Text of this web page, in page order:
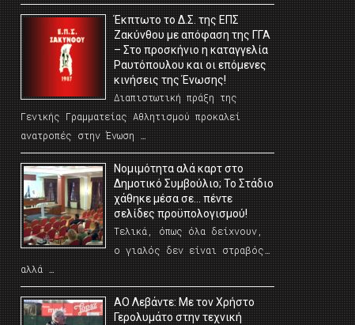
Έκπτωτο το Δ.Σ. της ΕΠΣ
Ζακύνθου με απόφαση της ΓΓΑ
– Στο προσκήνιο η καταγγελία
Ραυτόπουλου και οι επόμενες
κινήσεις της Ένωσης!
Διαπιστωτική πράξη της
Γενικής Γραμματείας Αθλητισμού προκαλεί
ανατροπές στην Ένωση …
Νομιμότητα αλά καρτ στο
Δημοτικό Συμβούλιο; Το Στάδιο
χάθηκε μέσα σε… πέντε
σελίδες προϋπολογισμού!
Τελικά, όπως όλα δείχνουν,
ο γιαλός δεν είναι στραβός…
αλλά …
ΑΟ Λεβάντε: Με τον Χρήστο
Γερολυμάτο στην τεχνική